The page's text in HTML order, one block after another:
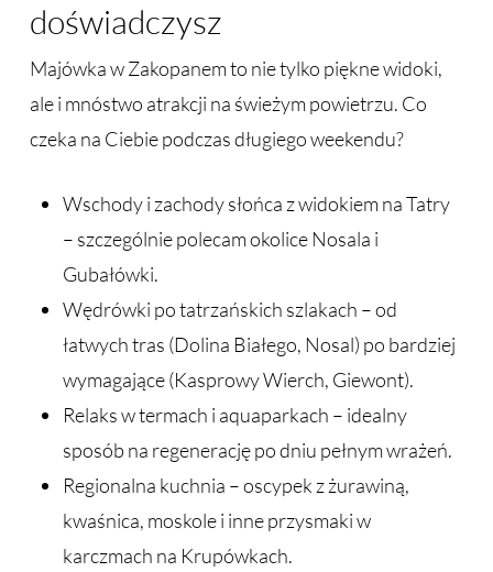
doświadczysz
Majówka w Zakopanem to nie tylko piękne widoki,
ale i mnóstwo atrakcji na świeżym powietrzu. Co
czeka na Ciebie podczas długiego weekendu?
Wschody i zachody słońca z widokiem na Tatry
– szczególnie polecam okolice Nosala i
Gubałówki.
Wędrówki po tatrzańskich szlakach – od
łatwych tras (Dolina Białego, Nosal) po bardziej
wymagające (Kasprowy Wierch, Giewont).
Relaks w termach i aquaparkach – idealny
sposób na regenerację po dniu pełnym wrażeń.
Regionalna kuchnia – oscypek z żurawiną,
kwaśnica, moskole i inne przysmaki w
karczmach na Krupówkach.